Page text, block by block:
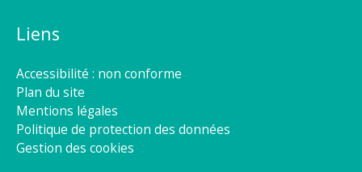
Liens
Accessibilité : non conforme
Plan du site
Mentions légales
Politique de protection des données
Gestion des cookies